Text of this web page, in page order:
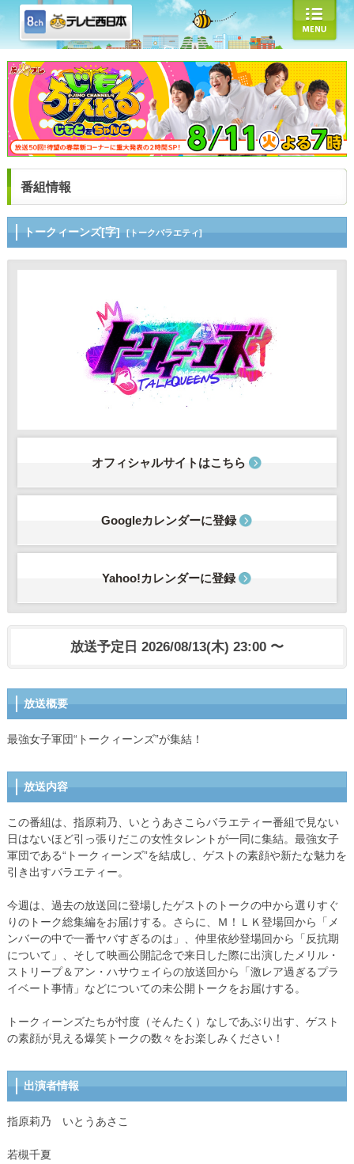
番組情報
トークィーンズ[字] [トークバラエティ]
オフィシャルサイトはこちら
Googleカレンダーに登録
Yahoo!カレンダーに登録
放送予定日 2026/08/13(木) 23:00 〜
放送概要
最強女子軍団“トークィーンズ”が集結！
放送内容
この番組は、指原莉乃、いとうあさこらバラエティー番組で見ない
日はないほど引っ張りだこの女性タレントが一同に集結。最強女子
軍団である“トークィーンズ”を結成し、ゲストの素顔や新たな魅力を
引き出すバラエティー。
今週は、過去の放送回に登場したゲストのトークの中から選りすぐ
りのトーク総集編をお届けする。さらに、Ｍ！ＬＫ登場回から「メ
ンバーの中で一番ヤバすぎるのは」、仲里依紗登場回から「反抗期
について」、そして映画公開記念で来日した際に出演したメリル・
ストリープ＆アン・ハサウェイらの放送回から「激レア過ぎるプラ
イベート事情」などについての未公開トークをお届けする。
トークィーンズたちが忖度（そんたく）なしであぶり出す、ゲスト
の素顔が見える爆笑トークの数々をお楽しみください！
出演者情報
指原莉乃 いとうあさこ
若槻千夏